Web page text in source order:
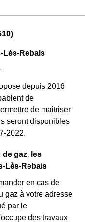
Lès-Rebais
depuis 2016
de
de maitriser
seront disponibles
2022.
de gaz, les
Lès-Rebais
en cas de
gaz à votre adresse
par le
des travaux